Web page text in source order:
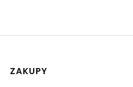
Linki w stopce
ZAKUPY